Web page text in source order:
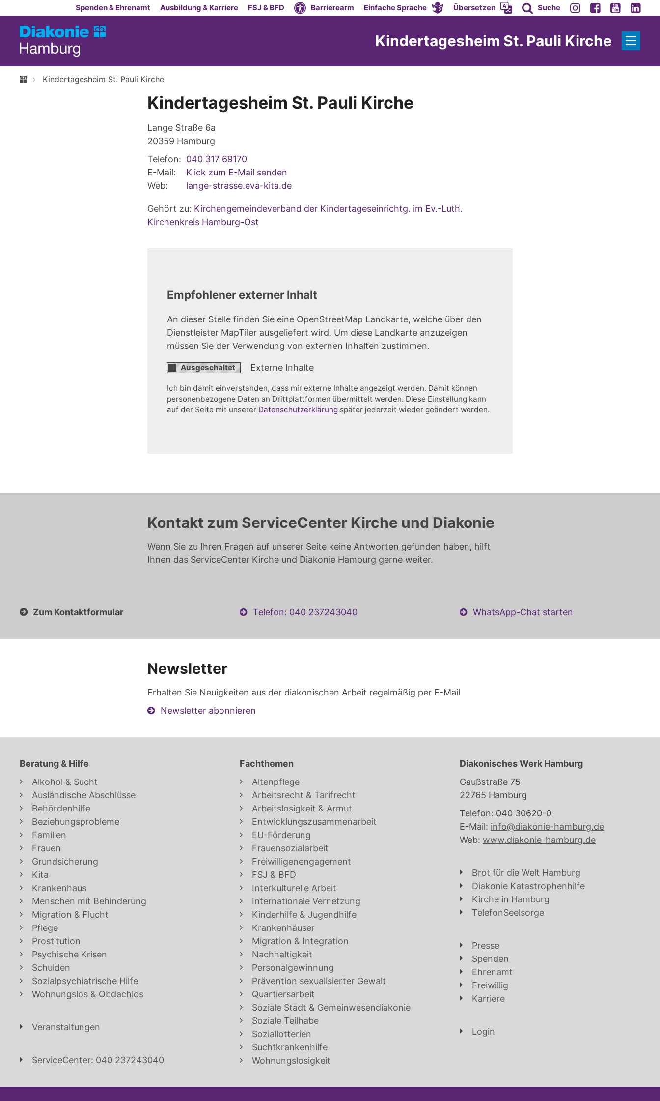
Zum Inhalt springenSpenden & Ehrenamt Ausbildung & Karriere FSJ & BFD Barrierearm Einfache Sprache Übersetzen Suche
Kindertagesheim St. Pauli Kirche
Kindertagesheim St. Pauli Kirche
Kindertagesheim St. Pauli Kirche
Lange Straße 6a
20359 Hamburg
Telefon: 040 317 69170
E-Mail:
Klick zum E-Mail senden
Web:
lange-strasse.eva-kita.de
Gehört zu: Kirchengemeindeverband der Kindertageseinrichtg. im Ev.-Luth.
Kirchenkreis Hamburg-Ost
Empfohlener externer Inhalt
An dieser Stelle finden Sie eine OpenStreetMap Landkarte, welche über den
Dienstleister MapTiler ausgeliefert wird. Um diese Landkarte anzuzeigen
müssen Sie der Verwendung von externen Inhalten zustimmen.
Externe Inhalte
Ich bin damit einverstanden, dass mir externe Inhalte angezeigt werden. Damit können
personenbezogene Daten an Drittplattformen übermittelt werden. Diese Einstellung kann
auf der Seite mit unserer Datenschutzerklärung später jederzeit wieder geändert werden.
Kontakt zum ServiceCenter Kirche und Diakonie
Wenn Sie zu Ihren Fragen auf unserer Seite keine Antworten gefunden haben, hilft
Ihnen das ServiceCenter Kirche und Diakonie Hamburg gerne weiter.
Zum Kontaktformular Telefon: 040 237243040 WhatsApp-Chat starten
Newsletter
Erhalten Sie Neuigkeiten aus der diakonischen Arbeit regelmäßig per E-Mail
Newsletter abonnieren
Beratung & Hilfe
Alkohol & Sucht
Ausländische Abschlüsse
Behördenhilfe
Beziehungsprobleme
Familien
Frauen
Grundsicherung
Kita
Krankenhaus
Menschen mit Behinderung
Migration & Flucht
Pflege
Prostitution
Psychische Krisen
Schulden
Sozialpsychiatrische Hilfe
Wohnungslos & Obdachlos
Veranstaltungen
ServiceCenter: 040 237243040
Fachthemen
Altenpflege
Arbeitsrecht & Tarifrecht
Arbeitslosigkeit & Armut
Entwicklungszusammenarbeit
EU-Förderung
Frauensozialarbeit
Freiwilligenengagement
FSJ & BFD
Interkulturelle Arbeit
Internationale Vernetzung
Kinderhilfe & Jugendhilfe
Krankenhäuser
Migration & Integration
Nachhaltigkeit
Personalgewinnung
Prävention sexualisierter Gewalt
Quartiersarbeit
Soziale Stadt & Gemeinwesendiakonie
Soziale Teilhabe
Soziallotterien
Suchtkrankenhilfe
Wohnungslosigkeit
Diakonisches Werk Hamburg
Gaußstraße 75
22765 Hamburg
Telefon: 040 30620-0
E-Mail: info@diakonie-hamburg.de
Web: www.diakonie-hamburg.de
Brot für die Welt Hamburg
Diakonie Katastrophenhilfe
Kirche in Hamburg
TelefonSeelsorge
Presse
Spenden
Ehrenamt
Freiwillig
Karriere
Login